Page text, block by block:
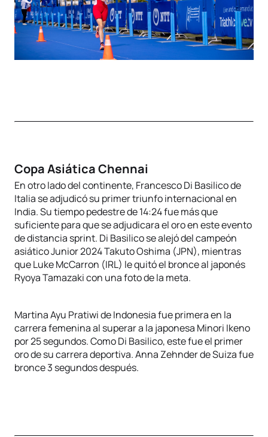
Copa Asiática Chennai
En otro lado del continente, Francesco Di Basilico de
Italia se adjudicó su primer triunfo internacional en
India. Su tiempo pedestre de 14:24 fue más que
suficiente para que se adjudicara el oro en este evento
de distancia sprint. Di Basilico se alejó del campeón
asiático Junior 2024 Takuto Oshima (JPN), mientras
que Luke McCarron (IRL) le quitó el bronce al japonés
Ryoya Tamazaki con una foto de la meta.
Martina Ayu Pratiwi de Indonesia fue primera en la
carrera femenina al superar a la japonesa Minori Ikeno
por 25 segundos. Como Di Basilico, este fue el primer
oro de su carrera deportiva. Anna Zehnder de Suiza fue
bronce 3 segundos después.